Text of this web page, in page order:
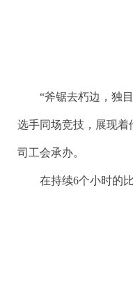
“斧锯去朽边，独
选手同场竞技，展现
司工会承办。
在持续6个小时的